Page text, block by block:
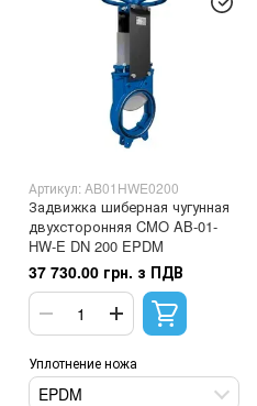
Артикул: AB01HWE0200
Задвижка шиберная чугунная
двухсторонняя CMO AB-01-
HW-E DN 200 EPDM
37 730.00 грн. з ПДВ
Уплотнение ножа
EPDM